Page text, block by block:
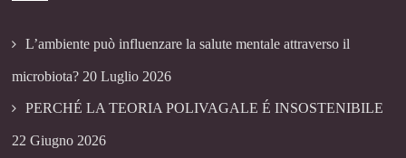
L’ambiente può influenzare la salute mentale attraverso il
microbiota? 20 Luglio 2026
PERCHÉ LA TEORIA POLIVAGALE É INSOSTENIBILE
22 Giugno 2026